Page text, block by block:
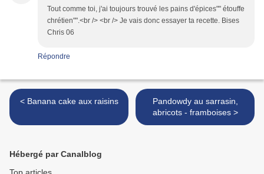
Tout comme toi, j'ai toujours trouvé les pains d'épices"" étouffe
chrétien"".<br /> <br /> Je vais donc essayer ta recette. Bises
Chris 06
Répondre
< Banana cake aux raisins
Pandowdy au sarrasin,
abricots - framboises >
Hébergé par Canalblog